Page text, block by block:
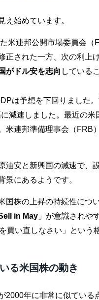
え始めています。
米連邦公開市場委員会
正された一方、次の利上
がドル安を志向 している
は予想を下回りました
減速しました。最近の
米連邦準備理事会（FRB
油安と新興国の減速で、
景にあるようです。
国株の上昇の持続性につ
in May 」が意識されや
買い直しなさい」という
る米国株の動き
2000年に非常に似ている